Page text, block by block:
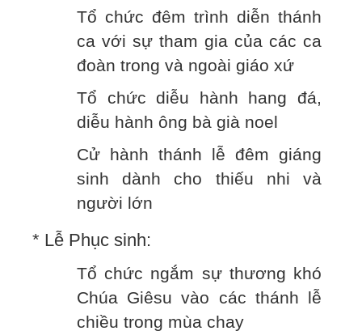
Tổ chức đêm trình diễn thánh
ca với sự tham gia của các ca
đoàn trong và ngoài giáo xứ
Tổ chức diễu hành hang đá,
diễu hành ông bà già noel
Cử hành thánh lễ đêm giáng
sinh dành cho thiếu nhi và
người lớn
* Lễ Phục sinh:
Tổ chức ngắm sự thương khó
Chúa Giêsu vào các thánh lễ
chiều trong mùa chay